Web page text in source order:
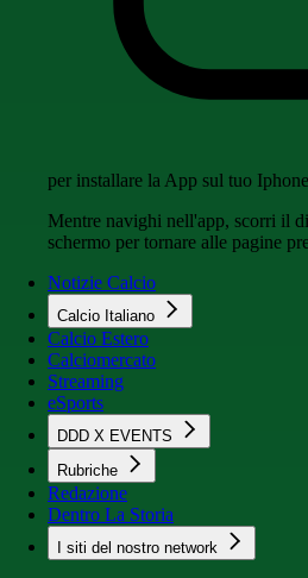
per installare la App sul tuo
Mentre navighi nell'app, scorri il
schermo per tornare alle pagine
Notizie Calcio
Calcio Italiano
Calcio Estero
Calciomercato
Streaming
eSports
DDD X EVENTS
Rubriche
Redazione
Dentro La Storia
I siti del nostro network